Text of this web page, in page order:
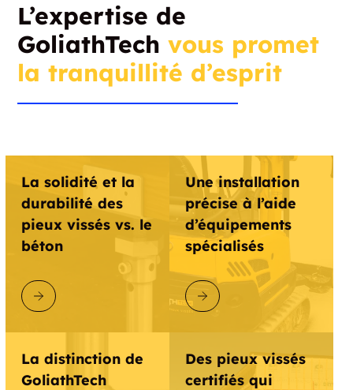
L’expertise de
GoliathTechvous promet
la tranquillité d’esprit
La solidité et la
durabilité des
pieux vissés vs. le
béton
DÉCOUVRIR GOLIATHTECH
Une installation
précise à l’aide
d’équipements
spécialisés
DÉCOUVRIR GOLIATHTECH
La distinction de
GoliathTech
Des pieux vissés
certifiés qui